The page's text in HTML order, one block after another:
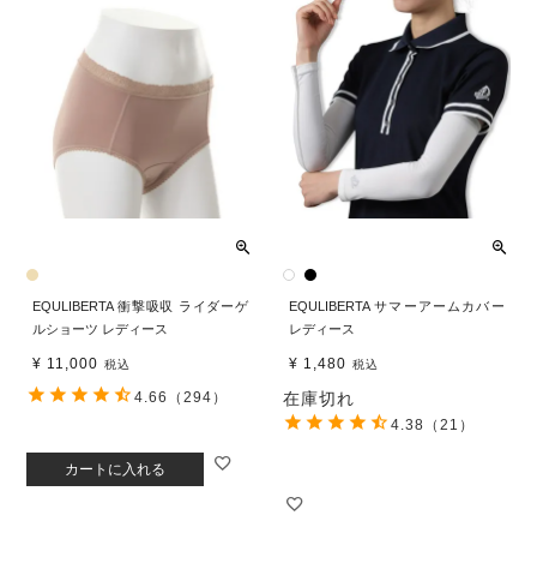
EQULIBERTA 衝撃吸収 ライダーゲ
ルショーツ レディース
¥ 11,000 税込
カートに入れる
4.66 （294）
EQULIBERTA サマーアームカバー
レディース
¥ 1,480 税込
在庫切れ
4.38 （21）